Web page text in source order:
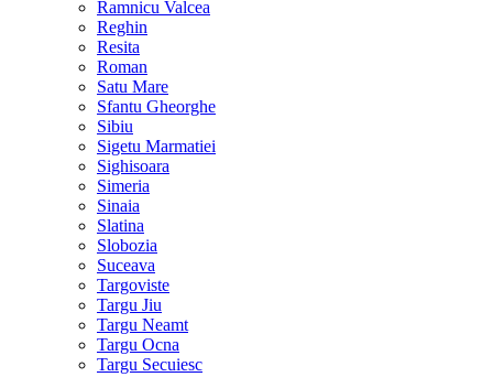
Ramnicu Valcea
Reghin
Resita
Roman
Satu Mare
Sfantu Gheorghe
Sibiu
Sigetu Marmatiei
Sighisoara
Simeria
Sinaia
Slatina
Slobozia
Suceava
Targoviste
Targu Jiu
Targu Neamt
Targu Ocna
Targu Secuiesc